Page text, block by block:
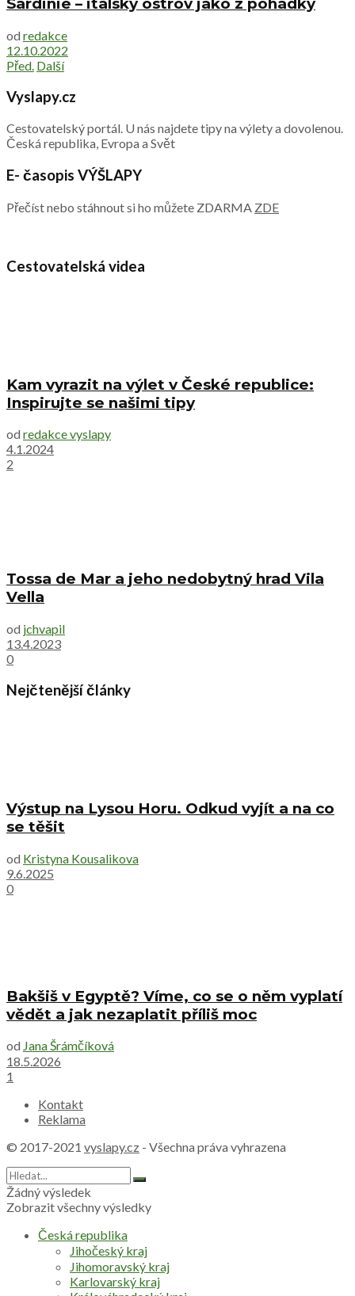
od redakce
12.10.2022
Před. Další
Vyslapy.cz
Cestovatelský portál. U nás najdete tipy na výlety a dovolenou.
Česká republika, Evropa a Svět
E- časopis VÝŠLAPY
Přečíst nebo stáhnout si ho můžete ZDARMA ZDE
Cestovatelská videa
Kam vyrazit na výlet v České republice:
Inspirujte se našimi tipy
od redakce vyslapy
4.1.2024
2
Tossa de Mar a jeho nedobytný hrad Vila
Vella
od jchvapil
13.4.2023
0
Nejčtenější články
Výstup na Lysou Horu. Odkud vyjít a na co
se těšit
od Kristyna Kousalikova
9.6.2025
0
Bakšiš v Egyptě? Víme, co se o něm vyplatí
vědět a jak nezaplatit příliš moc
od Jana Šrámčíková
18.5.2026
1
Kontakt
Reklama
© 2017-2021 vyslapy.cz - Všechna práva vyhrazena
Žádný výsledek
Zobrazit všechny výsledky
Česká republika
Jihočeský kraj
Jihomoravský kraj
Karlovarský kraj